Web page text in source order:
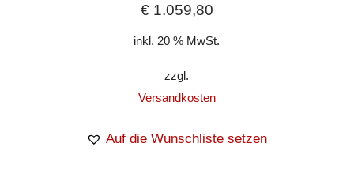
€1.059,80
inkl. 20 % MwSt.
zzgl.
Versandkosten
Auf die Wunschliste setzen